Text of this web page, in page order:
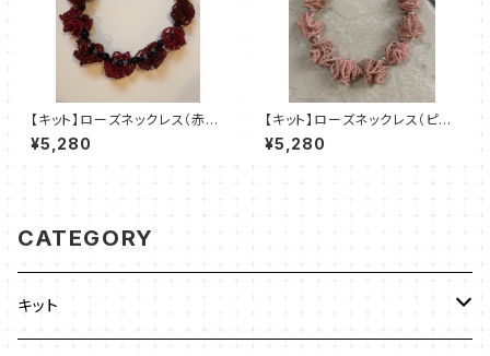
【キット】ローズネックレス（赤
系）澤田美子
¥5,280
【キット】ローズネックレス（ピン
ク系）澤田美子
¥5,280
CATEGORY
キット